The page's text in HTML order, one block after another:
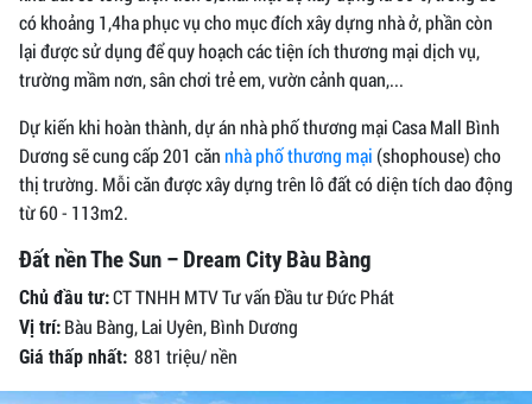
có khoảng 1,4ha phục vụ cho mục đích xây dựng nhà ở, phần còn
lại được sử dụng để quy hoạch các tiện ích thương mại dịch vụ,
trường mầm nơn, sân chơi trẻ em, vườn cảnh quan,...
Dự kiến khi hoàn thành, dự án nhà phố thương mại Casa Mall Bình
Dương sẽ cung cấp 201 cănnhà phố thương mại (shophouse) cho
thị trường. Mỗi căn được xây dựng trên lô đất có diện tích dao động
từ 60 - 113m2.
Đất nền The Sun – Dream City Bàu Bàng
Chủ đầu tư:CT TNHH MTV Tư vấn Đầu tư Đức Phát
Vị trí: Bàu Bàng, Lai Uyên, Bình Dương
Giá thấp nhất: 881 triệu/ nền